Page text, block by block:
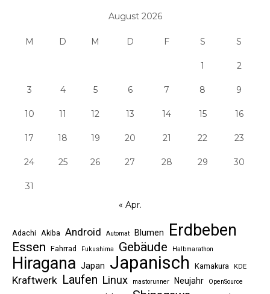
August 2026
M D M D F S S
1 2
3 4 5 6 7 8 9
10 11 12 13 14 15 16
17 18 19 20 21 22 23
24 25 26 27 28 29 30
31
« Apr.
Adachi Akiba Android Automat Blumen Erdbeben
Essen Fahrrad Fukushima Gebäude Halbmarathon
Hiragana Japan Japanisch Kamakura KDE
Kraftwerk Laufen Linux mastorunner Neujahr
OpenSource